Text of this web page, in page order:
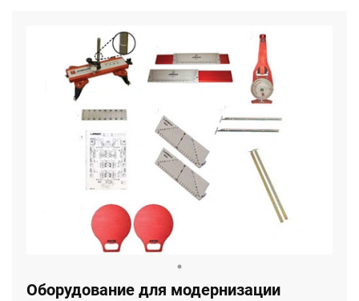
Оборудование для модернизации